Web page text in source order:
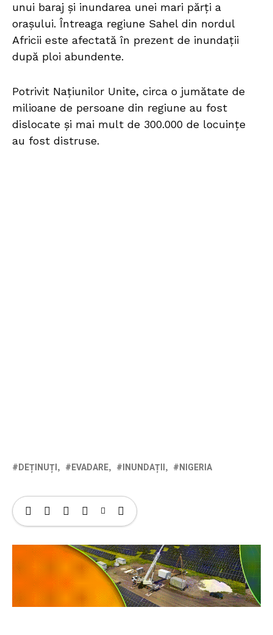
unui baraj şi inundarea unei mari părţi a
oraşului. Întreaga regiune Sahel din nordul
Africii este afectată în prezent de inundaţii
după ploi abundente.
Potrivit Naţiunilor Unite, circa o jumătate de
milioane de persoane din regiune au fost
dislocate şi mai mult de 300.000 de locuinţe
au fost distruse.
DEȚINUȚI EVADARE INUNDAȚII NIGERIA